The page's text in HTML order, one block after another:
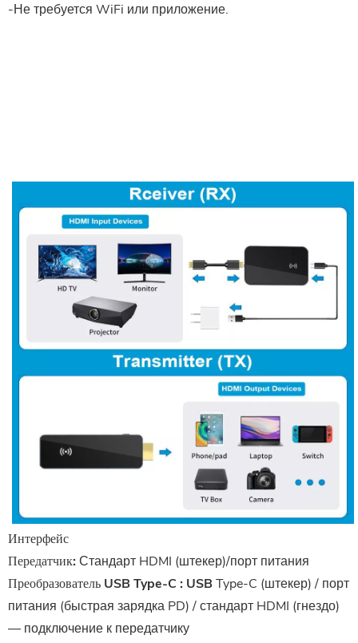
-Не требуется WiFi или приложение.
Интерфейс
Передатчик: Стандарт HDMI (штекер)/порт питания
Преобразователь USB Type-C : USBType-C (штекер) / порт
питания (быстрая зарядка PD) / стандарт HDMI (гнездо)
— подключение к передатчику